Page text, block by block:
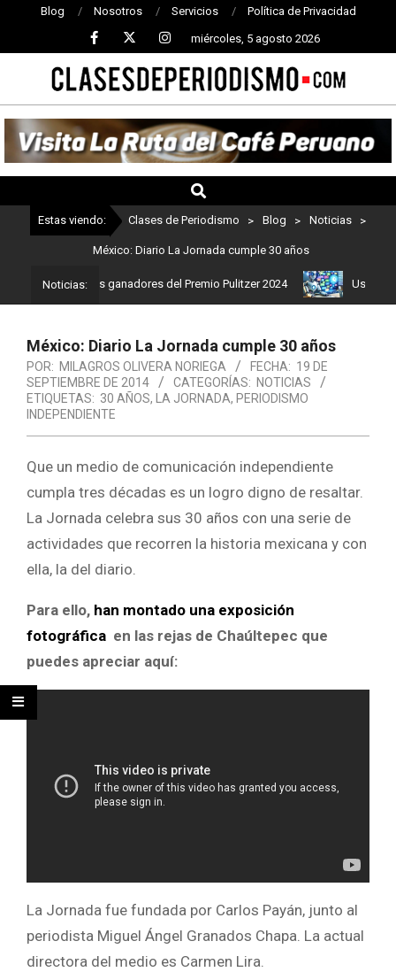
Blog Nosotros Servicios Política de Privacidad
miércoles, 5 agosto 2026
CLASES
DE
PERIODISMO
Estas viendo: Clases de Periodismo > Blog > Noticias >
México: Diario La Jornada cumple 30 años
Noticias:
Estos son los ganadores del Premio Pulitzer 2024 Usuarios
México: Diario La Jornada cumple 30 años
POR: MILAGROS OLIVERA NORIEGA FECHA: 19 DE
SEPTIEMBRE DE 2014
CATEGORÍAS: NOTICIAS
ETIQUETAS: 30 AÑOS, LA JORNADA, PERIODISMO
INDEPENDIENTE
Que un medio de comunicación independiente
cumpla tres décadas es un logro digno de resaltar.
La Jornada celebra sus 30 años con una serie de
actividades que recorren la historia mexicana y con
ella, la del diario.
Para ello, han montado una exposición
fotográfica en las rejas de Chaúltepec que
puedes apreciar aquí:
La Jornada fue fundada por Carlos Payán, junto al
periodista Miguel Ángel Granados Chapa. La actual
directora del medio es Carmen Lira.